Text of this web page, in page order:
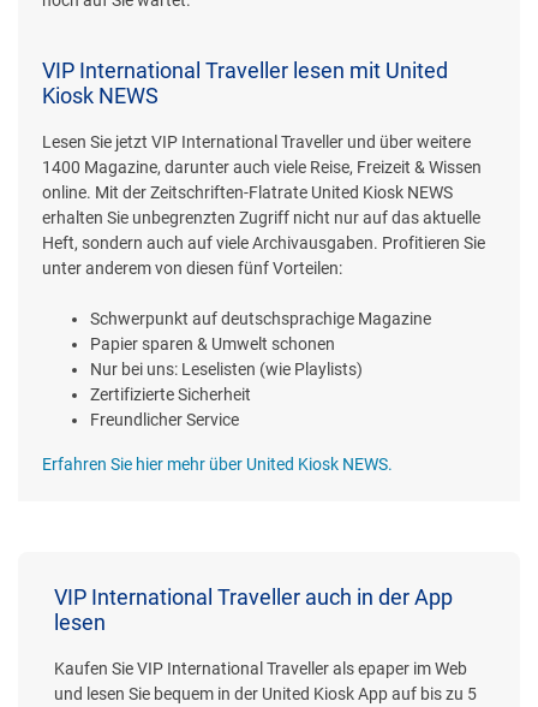
VIP International Traveller lesen mit United
Kiosk NEWS
Lesen Sie jetzt VIP International Traveller und über weitere
1400 Magazine, darunter auch viele Reise, Freizeit & Wissen
online. Mit der Zeitschriften-Flatrate United Kiosk NEWS
erhalten Sie unbegrenzten Zugriff nicht nur auf das aktuelle
Heft, sondern auch auf viele Archivausgaben. Profitieren Sie
unter anderem von diesen fünf Vorteilen:
Schwerpunkt auf deutschsprachige Magazine
Papier sparen & Umwelt schonen
Nur bei uns: Leselisten (wie Playlists)
Zertifizierte Sicherheit
Freundlicher Service
Erfahren Sie hier mehr über United Kiosk NEWS.
VIP International Traveller auch in der App
lesen
Kaufen Sie VIP International Traveller als epaper im Web
und lesen Sie bequem in der United Kiosk App auf bis zu 5